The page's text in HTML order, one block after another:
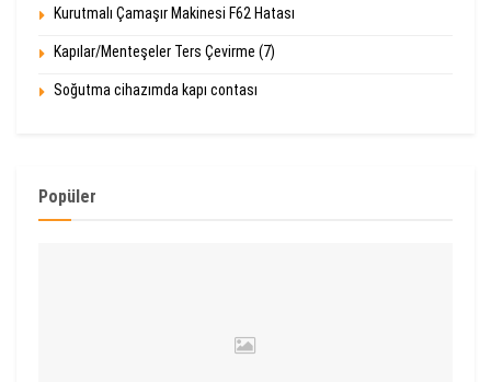
Kurutmalı Çamaşır Makinesi F62 Hatası
Kapılar/Menteşeler Ters Çevirme (7)
Soğutma cihazımda kapı contası
Popüler